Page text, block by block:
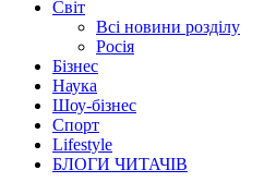
Світ
Всі новини розділу
Росія
Бізнес
Наука
Шоу-бізнес
Спорт
Lifestyle
БЛОГИ ЧИТАЧІВ